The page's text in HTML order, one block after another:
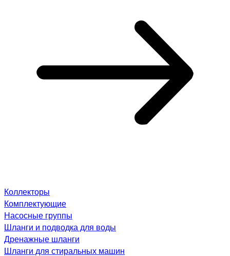
Коллекторы
Комплектующие
Насосные группы
Шланги и подводка для воды
Дренажные шланги
Шланги для стиральных машин